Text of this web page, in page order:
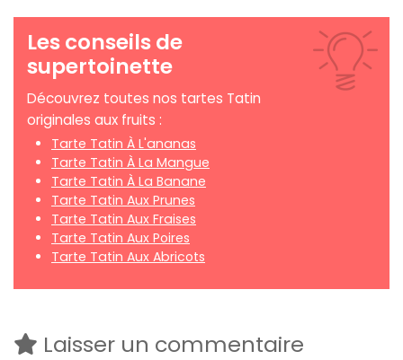
Les conseils de
supertoinette
Découvrez toutes nos tartes Tatin
originales aux fruits :
Tarte Tatin À L'ananas
Tarte Tatin À La Mangue
Tarte Tatin À La Banane
Tarte Tatin Aux Prunes
Tarte Tatin Aux Fraises
Tarte Tatin Aux Poires
Tarte Tatin Aux Abricots
Laisser un commentaire